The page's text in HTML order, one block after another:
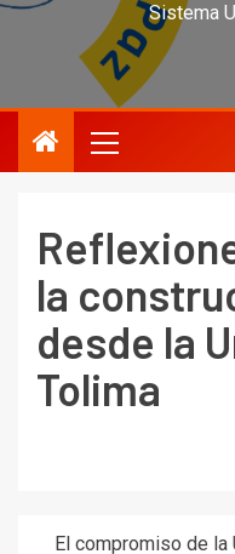
Sistema
la
desde la
Tolima
El compromiso de